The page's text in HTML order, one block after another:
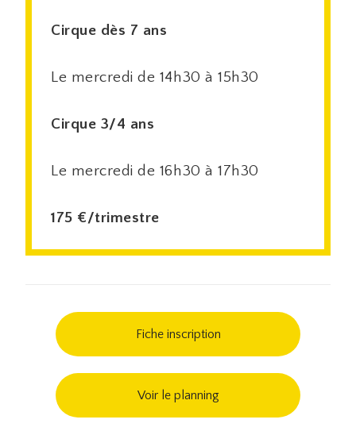
Cirque dès 7 ans
Le mercredi de 14h30 à 15h30
Cirque 3/4 ans
Le mercredi de 16h30 à 17h30
175 €/trimestre
Fiche inscription
Voir le planning